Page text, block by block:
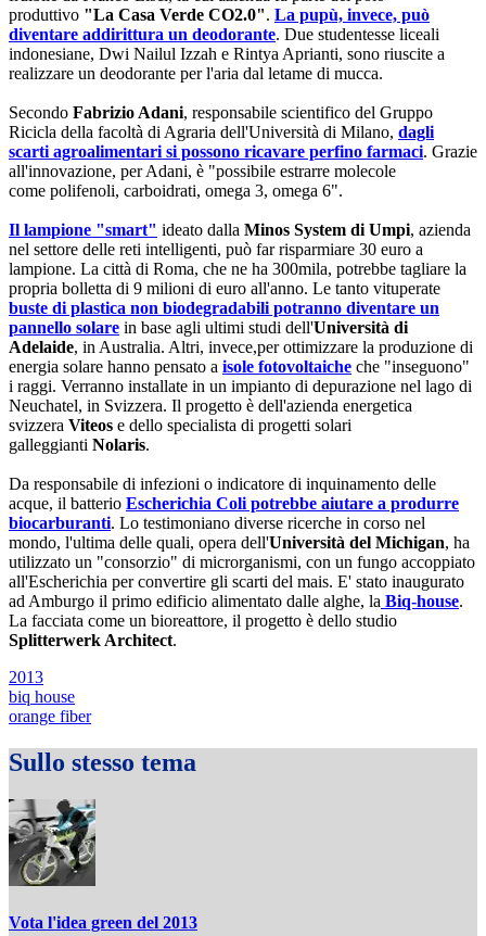
produttivo "La Casa Verde CO2.0". La pupù, invece, può
diventare addirittura un deodorante. Due studentesse liceali
indonesiane, Dwi Nailul Izzah e Rintya Aprianti, sono riuscite a
realizzare un deodorante per l'aria dal letame di mucca.
Secondo Fabrizio Adani, responsabile scientifico del Gruppo
Ricicla della facoltà di Agraria dell'Università di Milano, dagli
scarti agroalimentari si possono ricavare perfino farmaci. Grazie
all'innovazione, per Adani, è "possibile estrarre molecole
come polifenoli, carboidrati, omega 3, omega 6".
Il lampione "smart" ideato dalla Minos System di Umpi, azienda
nel settore delle reti intelligenti, può far risparmiare 30 euro a
lampione. La città di Roma, che ne ha 300mila, potrebbe tagliare la
propria bolletta di 9 milioni di euro all'anno. Le tanto vituperate
buste di plastica non biodegradabili potranno diventare un
pannello solare in base agli ultimi studi dell'Università di
Adelaide, in Australia. Altri, invece,per ottimizzare la produzione di
energia solare hanno pensato a isole fotovoltaiche che "inseguono"
i raggi. Verranno installate in un impianto di depurazione nel lago di
Neuchatel, in Svizzera. Il progetto è dell'azienda energetica
svizzera Viteos e dello specialista di progetti solari
galleggianti Nolaris.
Da responsabile di infezioni o indicatore di inquinamento delle
acque, il batterio Escherichia Coli potrebbe aiutare a produrre
biocarburanti. Lo testimoniano diverse ricerche in corso nel
mondo, l'ultima delle quali, opera dell'Università del Michigan, ha
utilizzato un "consorzio" di microrganismi, con un fungo accoppiato
all'Escherichia per convertire gli scarti del mais. E' stato inaugurato
ad Amburgo il primo edificio alimentato dalle alghe, la Biq-house.
La facciata come un bioreattore, il progetto è dello studio
Splitterwerk Architect.
2013
biq house
orange fiber
Sullo stesso tema
Vota l'idea green del 2013